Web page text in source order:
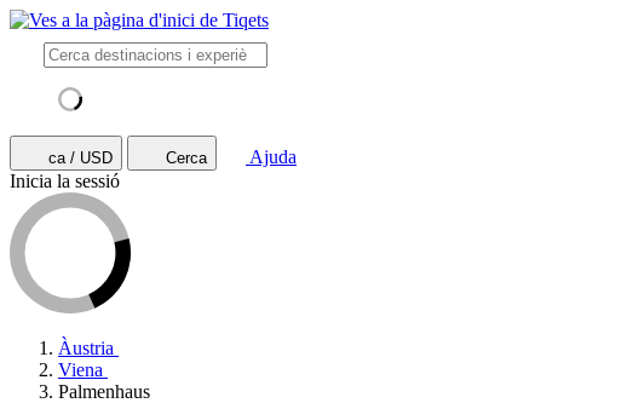
ca / USD Cerca
Ajuda
Inicia la sessió
Àustria
Viena
Palmenhaus